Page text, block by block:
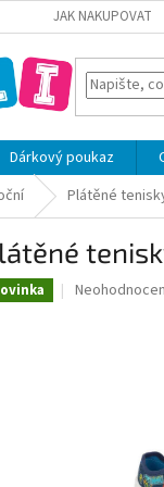
JAK NAKUPOVAT
Dárkový poukaz
Plátěné
Průměrné